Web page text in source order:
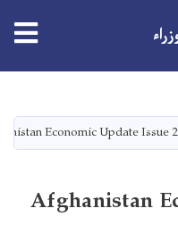
Economic Update Issue
Afghanistan